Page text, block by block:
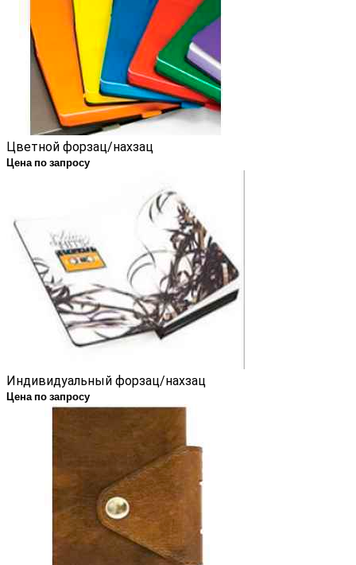
Цветной форзац/нахзац
Цена по запросу
Индивидуальный форзац/нахзац
Цена по запросу